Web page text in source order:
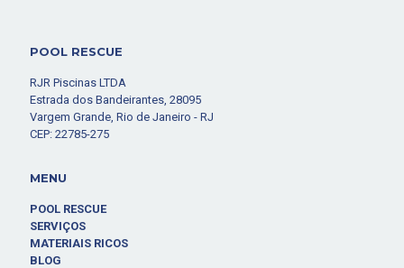
POOL RESCUE
RJR Piscinas LTDA
Estrada dos Bandeirantes, 28095
Vargem Grande, Rio de Janeiro - RJ
CEP: 22785-275
MENU
POOL RESCUE
SERVIÇOS
MATERIAIS RICOS
BLOG